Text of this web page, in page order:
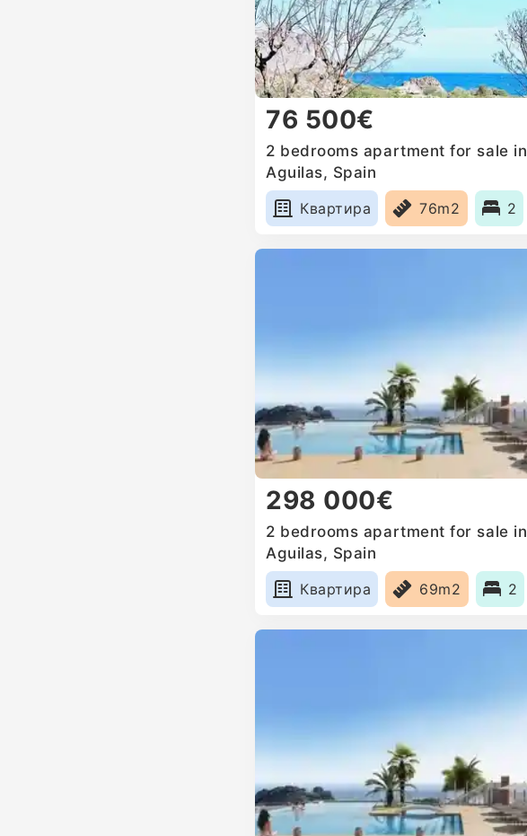
76 500€
2 bedrooms apartment for sale in
Aguilas, Spain
Квартира
76m2 2
298 000€
2 bedrooms apartment for sale in
Aguilas, Spain
Квартира
69m2 2